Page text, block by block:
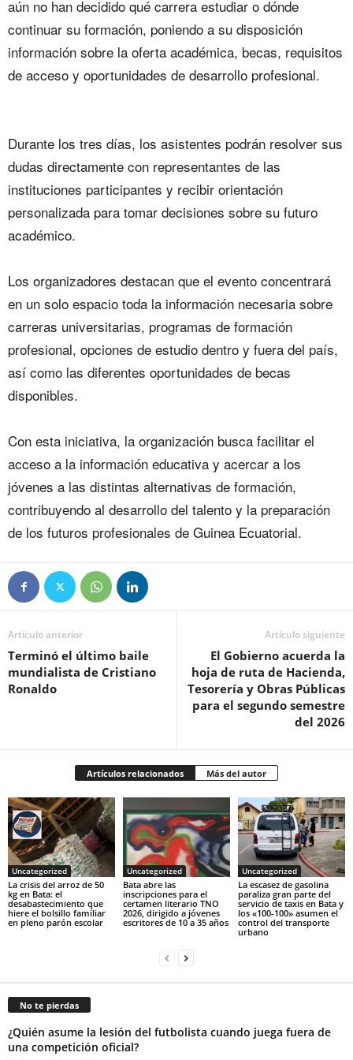
aún no han decidido qué carrera estudiar o dónde
continuar su formación, poniendo a su disposición
información sobre la oferta académica, becas, requisitos
de acceso y oportunidades de desarrollo profesional.
‎Durante los tres días, los asistentes podrán resolver sus
dudas directamente con representantes de las
instituciones participantes y recibir orientación
personalizada para tomar decisiones sobre su futuro
académico.
‎Los organizadores destacan que el evento concentrará
en un solo espacio toda la información necesaria sobre
carreras universitarias, programas de formación
profesional, opciones de estudio dentro y fuera del país,
así como las diferentes oportunidades de becas
disponibles.
‎Con esta iniciativa, la organización busca facilitar el
acceso a la información educativa y acercar a los
jóvenes a las distintas alternativas de formación,
contribuyendo al desarrollo del talento y la preparación
de los futuros profesionales de Guinea Ecuatorial.
Artículo anterior
Terminó el último baile
mundialista de Cristiano
Ronaldo
Artículo siguiente
‎El Gobierno acuerda la
hoja de ruta de Hacienda,
Tesorería y Obras Públicas
para el segundo semestre
del 2026‎
Artículos relacionados Más del autor
Uncategorized
‎La crisis del arroz de 50
kg en Bata: el
desabastecimiento que
hiere el bolsillo familiar
en pleno parón escolar
Uncategorized
Bata abre las
inscripciones para el
certamen literario TNO
2026, dirigido a jóvenes
escritores de 10 a 35 años
Uncategorized
La escasez de gasolina
paraliza gran parte del
servicio de taxis en Bata y
los «100-100» asumen el
control del transporte
urbano
No te pierdas
¿Quién asume la lesión del futbolista cuando juega fuera de
una competición oficial?